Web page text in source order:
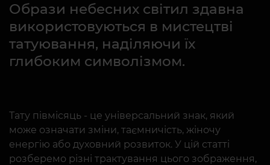
Образи небесних світил здавна
використовуються в мистецтві
татуювання, наділяючи їх
глибоким символізмом.
Тату півмісяць - це універсальний знак, який
може означати зміни, таємничість, жіночу
енергію або духовний розвиток. У цій статті
розберемо різні трактування цього зображення,